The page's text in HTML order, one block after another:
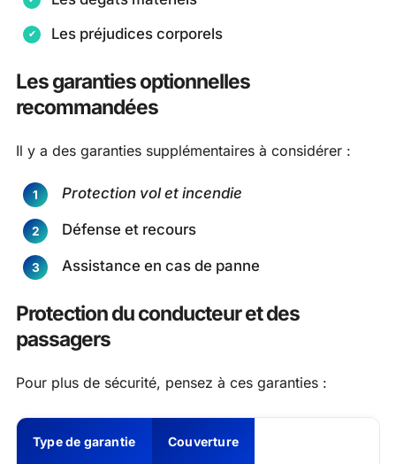
Les préjudices corporels
Les garanties optionnelles
recommandées
Il y a des garanties supplémentaires à considérer :
Protection vol et incendie
Défense et recours
Assistance en cas de panne
Protection du conducteur et des
passagers
Pour plus de sécurité, pensez à ces garanties :
Type de garantie Couverture